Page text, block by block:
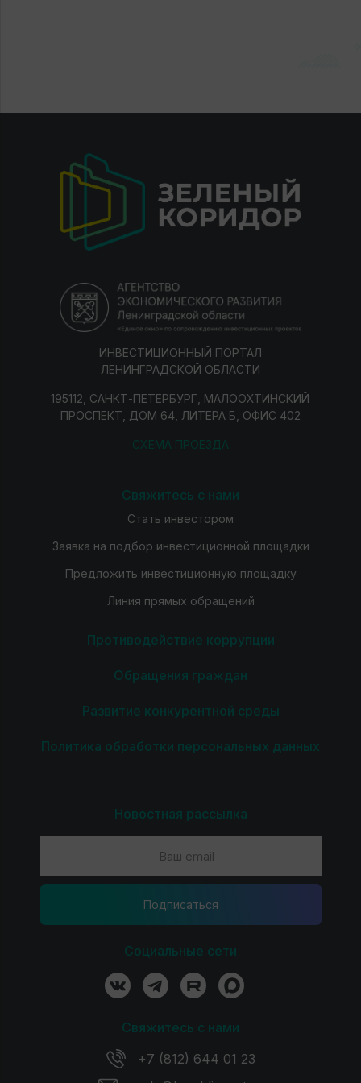
ИНВЕСТИЦИОННЫЙ ПОРТАЛ
ЛЕНИНГРАДСКОЙ ОБЛАСТИ
195112, САНКТ-ПЕТЕРБУРГ, МАЛООХТИНСКИЙ
ПРОСПЕКТ, ДОМ 64, ЛИТЕРА Б, ОФИС 402
СХЕМА ПРОЕЗДА
Свяжитесь с нами
Стать инвестором
Заявка на подбор инвестиционной площадки
Предложить инвестиционную площадку
Линия прямых обращений
Противодействие коррупции
Обращения граждан
Развитие конкурентной среды
Политика обработки персональных данных
Новостная рассылка
Подпиcаться
Социальные сети
Свяжитесь с нами
+7 (812) 644 01 23